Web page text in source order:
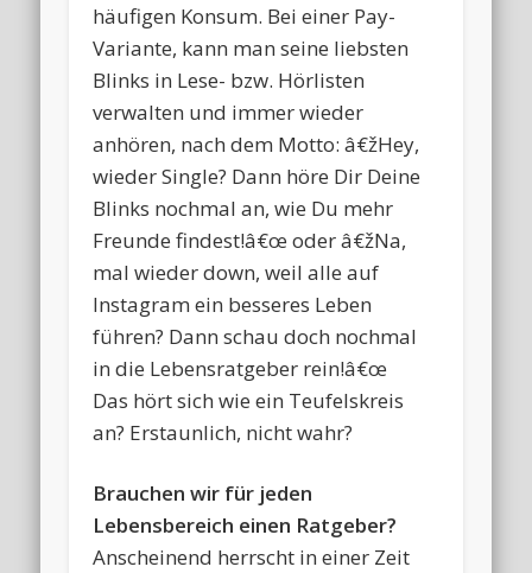
häufigen Konsum. Bei einer Pay-
Variante, kann man seine liebsten
Blinks in Lese- bzw. Hörlisten
verwalten und immer wieder
anhören, nach dem Motto: â€žHey,
wieder Single? Dann höre Dir Deine
Blinks nochmal an, wie Du mehr
Freunde findest!â€œ oder â€žNa,
mal wieder down, weil alle auf
Instagram ein besseres Leben
führen? Dann schau doch nochmal
in die Lebensratgeber rein!â€œ
Das hört sich wie ein Teufelskreis
an? Erstaunlich, nicht wahr?
Brauchen wir für jeden
Lebensbereich einen Ratgeber?
Anscheinend herrscht in einer Zeit